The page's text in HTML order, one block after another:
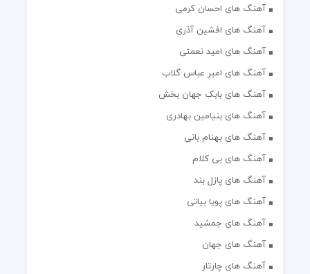
آهنگ های احسان کرمی
آهنگ های افشین آذری
آهنگ های امید نعمتی
آهنگ های امیر عباس گلاب
آهنگ های بابک جهان بخش
آهنگ های بنیامین بهادری
آهنگ های بهنام بانی
آهنگ های بی کلام
آهنگ های پازل بند
آهنگ های پویا بیاتی
آهنگ های جمشید
آهنگ های جهان
آهنگ های چارتار